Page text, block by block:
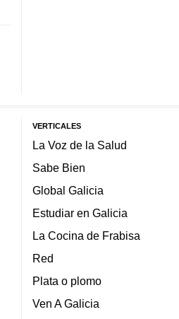
VERTICALES
La Voz de la Salud
Sabe Bien
Global Galicia
Estudiar en Galicia
La Cocina de Frabisa
Red
Plata o plomo
Ven A Galicia